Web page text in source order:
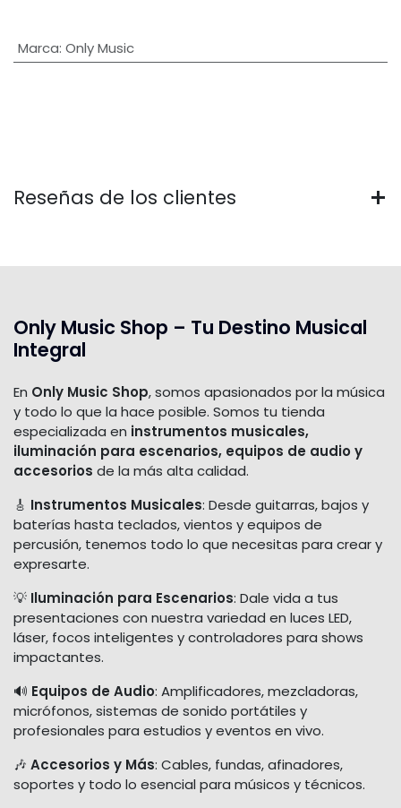
Marca: Only Music
Reseñas de los clientes
Only Music Shop – Tu Destino Musical
Integral
En Only Music Shop, somos apasionados por la música
y todo lo que la hace posible. Somos tu tienda
especializada en instrumentos musicales,
iluminación para escenarios, equipos de audio y
accesorios de la más alta calidad.
🎸 Instrumentos Musicales: Desde guitarras, bajos y
baterías hasta teclados, vientos y equipos de
percusión, tenemos todo lo que necesitas para crear y
expresarte.
💡 Iluminación para Escenarios: Dale vida a tus
presentaciones con nuestra variedad en luces LED,
láser, focos inteligentes y controladores para shows
impactantes.
🔊 Equipos de Audio: Amplificadores, mezcladoras,
micrófonos, sistemas de sonido portátiles y
profesionales para estudios y eventos en vivo.
🎶 Accesorios y Más: Cables, fundas, afinadores,
soportes y todo lo esencial para músicos y técnicos.